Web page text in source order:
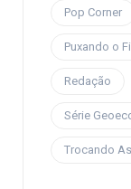
Pop Corner
Puxando o
Redação
Série
Trocando